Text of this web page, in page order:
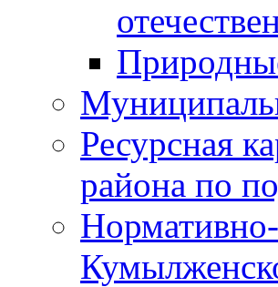
Ресурсная
района по